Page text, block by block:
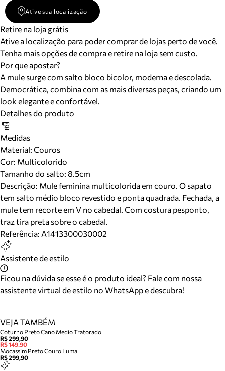
Ative sua localização
Retire na loja grátis
Ative a localização para poder comprar de lojas perto de você.
Tenha mais opções de compra e retire na loja sem custo.
Por que apostar?
A mule surge com salto bloco bicolor, moderna e descolada.
Democrática, combina com as mais diversas peças, criando um
look elegante e confortável.
Detalhes do produto
Medidas
Material: Couros
Cor: Multicolorido
Tamanho do salto: 8.5cm
Descrição: Mule feminina multicolorida em couro. O sapato
tem salto médio bloco revestido e ponta quadrada. Fechada, a
mule tem recorte em V no cabedal. Com costura pesponto,
traz tira preta sobre o cabedal.
Referência: A1413300030002
Assistente de estilo
Ficou na dúvida se esse é o produto ideal? Fale com nossa
assistente virtual de estilo no WhatsApp e descubra!
VEJA TAMBÉM
Coturno Preto Cano Medio Tratorado
R$ 299,90
R$ 149,90
Mocassim Preto Couro Luma
R$ 299,90